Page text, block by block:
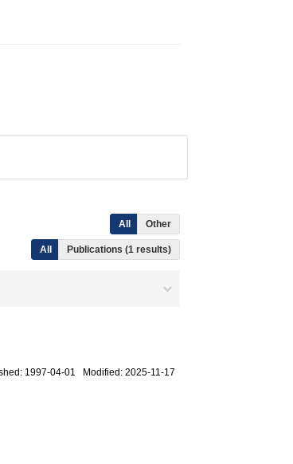
All Other
All Publications (1 results)
1997-04-01 Modified: 2025-11-17